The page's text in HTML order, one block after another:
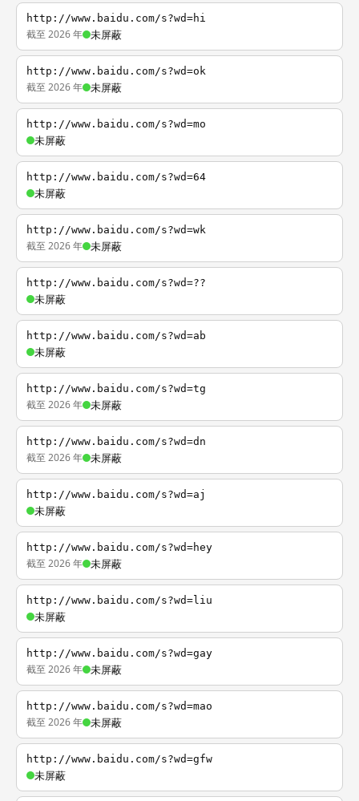
http://www.baidu.com/s?wd=hi
截至 2026 年 未屏蔽
http://www.baidu.com/s?wd=ok
截至 2026 年 未屏蔽
http://www.baidu.com/s?wd=mo
未屏蔽
http://www.baidu.com/s?wd=64
未屏蔽
http://www.baidu.com/s?wd=wk
截至 2026 年 未屏蔽
http://www.baidu.com/s?wd=??
未屏蔽
http://www.baidu.com/s?wd=ab
未屏蔽
http://www.baidu.com/s?wd=tg
截至 2026 年 未屏蔽
http://www.baidu.com/s?wd=dn
截至 2026 年 未屏蔽
http://www.baidu.com/s?wd=aj
未屏蔽
http://www.baidu.com/s?wd=hey
截至 2026 年 未屏蔽
http://www.baidu.com/s?wd=liu
未屏蔽
http://www.baidu.com/s?wd=gay
截至 2026 年 未屏蔽
http://www.baidu.com/s?wd=mao
截至 2026 年 未屏蔽
http://www.baidu.com/s?wd=gfw
未屏蔽